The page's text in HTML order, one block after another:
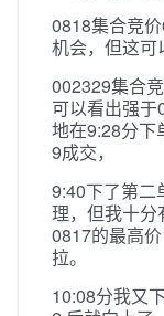
0818集合竞
机会，但这可
002329集合
可以看出强
地在9:28分下
9成交，
9:40下了第二
理，但我十分
0817的最高
拉。
10:08分我又